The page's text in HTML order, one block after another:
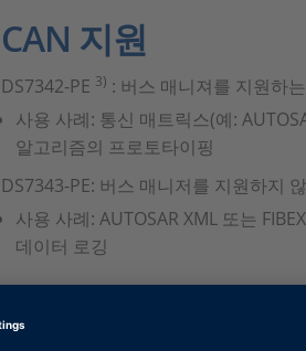
CAN 지원
DS7342-PE 3) : 버스 매니져를 지원하
사용 사례: 통신 매트릭스(예:
알고리즘의 프로토타이핑
DS7343-PE: 버스 매니저를 지원하지
사용 사례: AUTOSAR XML 또는
데이터 로깅
카메라 RAW 데이터